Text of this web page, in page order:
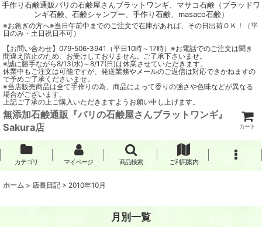
手作り石鹸通販バリの石鹸屋さんブラットワンギ、マサコ石鹸（ブラッドワ
ンギ石鹸、石鹸シャンプー、手作り石鹸、masaco石鹸）
※お急ぎの方へ※当日午前中までのご注文で在庫があれば、その日出荷ＯＫ！（平
日のみ・土日祝日不可）
【お問い合わせ】079-506-3941（平日10時～17時）※お電話でのご注文は聞き
間違え防止のため、お受けしておりません。ご了承下さいませ。
※誠に勝手ながら8/13(水)～8/17(日)は休業させていただきます。
休業中もご注文は可能ですが、発送業務やメールのご返信は対応できかねますの
で予めご了承くださいませ。
※当店販売商品は全て手作りの為、商品によって香りの強さや色味などが異なる
場合がございます。
上記ご了承の上ご購入いただきますようお願い申し上げます。
無添加石鹸通販『バリの石鹸屋さんブラットワンギ』
Sakura店
カート
カテゴリ マイページ 商品検索 ご利用案内
ホーム > 店長日記 > 2010年10月
月別一覧